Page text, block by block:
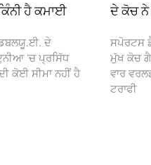
ਹੈ ਕਮਾਈ
ਦੇ
‘ਚ ਪ੍ਰਸਿੱਧ
ਕੋਈ ਸੀਮਾ ਨਹੀਂ ਹੈ
ਦੇ ਕੋਚ ਨੇ
ਸਪੋਰਟਸ
ਮੁੱਖ ਕੋਚ
ਵਾਰ
ਟਰਾਫੀ